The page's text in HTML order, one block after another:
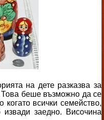
на дете разказва за
Това беше възможно да се
всички семейство,
заедно. Височина